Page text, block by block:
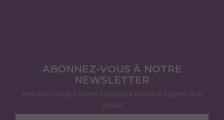
ABONNEZ-VOUS À NOTRE
NEWSLETTER
Inscrivez-vous à notre liste pour recevoir toutes nos
actus!